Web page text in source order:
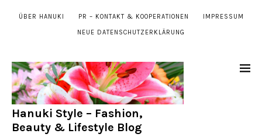
ÜBER HANUKI PR – KONTAKT & KOOPERATIONEN IMPRESSUM
NEUE DATENSCHUTZERKLÄRUNG
Hanuki Style – Fashion,
Beauty & Lifestyle Blog